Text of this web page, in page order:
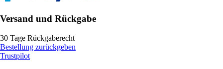
Versand und Rückgabe
30 Tage Rückgaberecht
Bestellung zurückgeben
Trustpilot